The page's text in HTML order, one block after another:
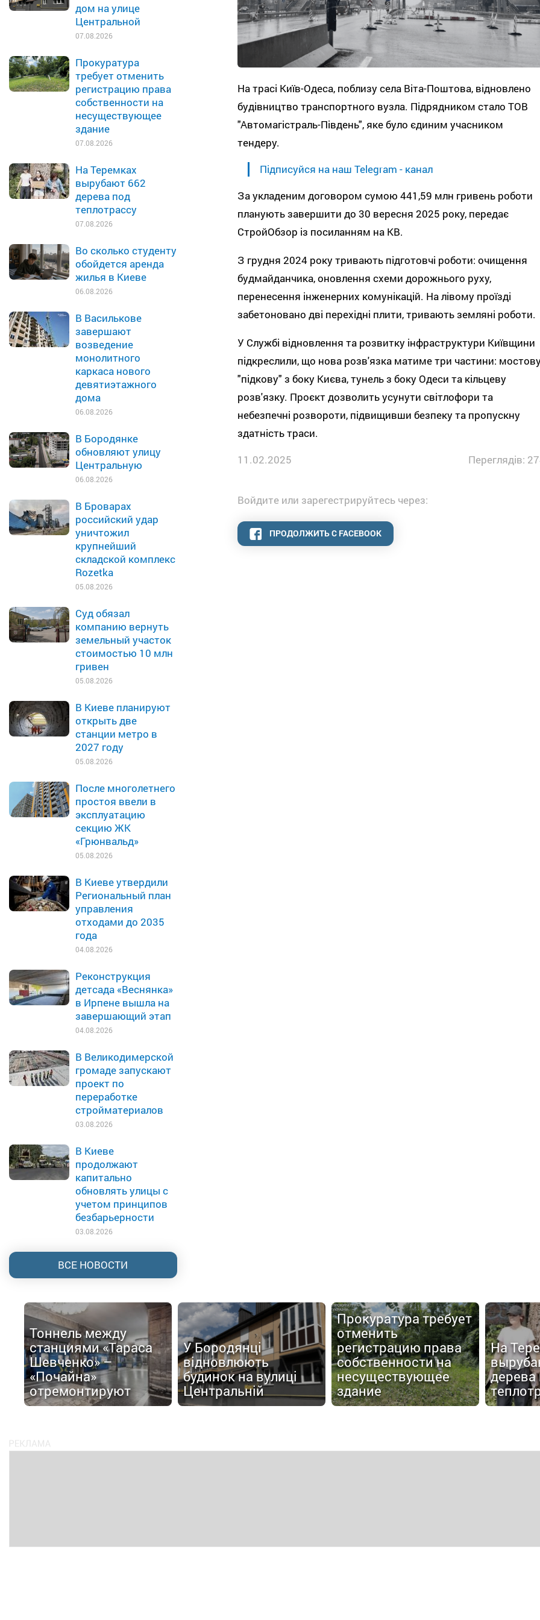
дом на улице
Центральной
07.08.2026
Прокуратура
требует отменить
регистрацию права
собственности на
несуществующее
здание
07.08.2026
На Теремках
вырубают 662
дерева под
теплотрассу
07.08.2026
Во сколько студенту
обойдется аренда
жилья в Киеве
06.08.2026
В Василькове
завершают
возведение
монолитного
каркаса нового
девятиэтажного
дома
06.08.2026
В Бородянке
обновляют улицу
Центральную
06.08.2026
В Броварах
российский удар
уничтожил
крупнейший
складской комплекс
Rozetka
05.08.2026
Суд обязал
компанию вернуть
земельный участок
стоимостью 10 млн
гривен
05.08.2026
В Киеве планируют
открыть две
станции метро в
2027 году
05.08.2026
После многолетнего
простоя ввели в
эксплуатацию
секцию ЖК
«Грюнвальд»
05.08.2026
В Киеве утвердили
Региональный план
управления
отходами до 2035
года
04.08.2026
Реконструкция
детсада «Веснянка»
в Ирпене вышла на
завершающий этап
04.08.2026
В Великодимерской
громаде запускают
проект по
переработке
стройматериалов
03.08.2026
В Киеве
продолжают
капитально
обновлять улицы с
учетом принципов
безбарьерности
03.08.2026
ВСЕ НОВОСТИ
На трасі Київ-Одеса, поблизу села Віта-Поштова, відновлено
будівництво транспортного вузла. Підрядником стало ТОВ
"Автомагістраль-Південь", яке було єдиним учасником
тендеру.
Підписуйся на наш Telegram - канал
За укладеним договором сумою 441,59 млн гривень роботи
планують завершити до 30 вересня 2025 року, передає
СтройОбзор із посиланням на КВ.
З грудня 2024 року тривають підготовчі роботи: очищення
будмайданчика, оновлення схеми дорожнього руху,
перенесення інженерних комунікацій. На лівому проїзді
забетоновано дві перехідні плити, тривають земляні роботи.
У Службі відновлення та розвитку інфраструктури Київщини
підкреслили, що нова розв'язка матиме три частини:
"підкову" з боку Києва, тунель з боку Одеси та кільцеву
розв'язку. Проєкт дозволить усунути світлофори та
небезпечні розвороти, підвищивши безпеку та пропускну
здатність траси.
11.02.2025
Переглядів:
Войдите или зарегестрируйтесь через:
ПРОДОЛЖИТЬ С FACEBOOK
Тоннель между
станциями «Тараса
Шевченко» –
«Почайна»
отремонтируют
У Бородянці
відновлюють
будинок на вулиці
Центральній
Прокуратура требует
отменить
регистрацию права
собственности на
несуществующее
здание
На
дерева